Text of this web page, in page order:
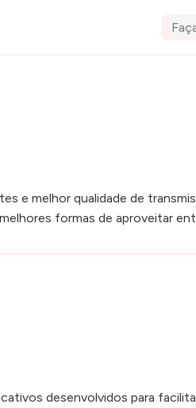
e melhor qualidade de
formas de aproveitar
desenvolvidos para